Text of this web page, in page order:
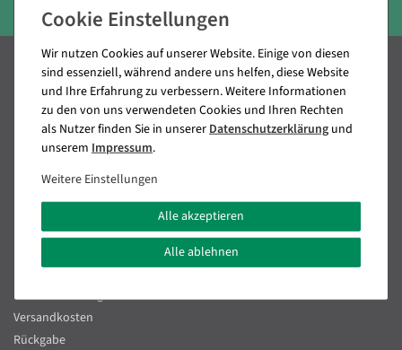
Wir nutzen Cookies auf unserer Website. Einige von diesen
sind essenziell, während andere uns helfen, diese Website
und Ihre Erfahrung zu verbessern. Weitere Informationen
zu den von uns verwendeten Cookies und Ihren Rechten
als Nutzer finden Sie in unsererDaten­schutz­erklärung und
unserem Impressum.
Weitere Einstellungen
Alle akzeptieren
Alle ablehnen
Decowoerner
Über uns
Handelsvertreter
Vertriebspartner
Presse
Sonderanfertigungen
Direktbestellung
Versandkosten
Rückgabe